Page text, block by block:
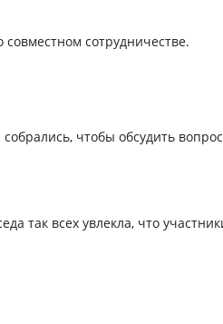
сотрудничестве.
чтобы обсудить
так всех увлекла, что